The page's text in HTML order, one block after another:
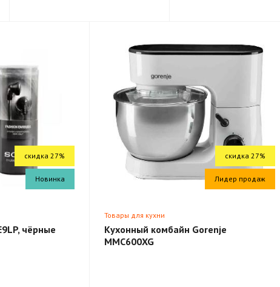
скидка 27%
Новинка
чёрные
скидка 27%
Лидер продаж
Товары для кухни
Кухонный комбайн Gorenje
MMC600XG